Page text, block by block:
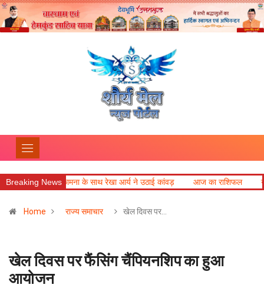
Breaking News
की कामना के साथ रेखा आर्य ने उठाई कांवड़ आज का राशिफल उत्तराखंड
Home राज्य समाचार खेल दिवस पर…
खेल दिवस पर फैंसिंग चैंपियनशिप का हुआ
आयोजन